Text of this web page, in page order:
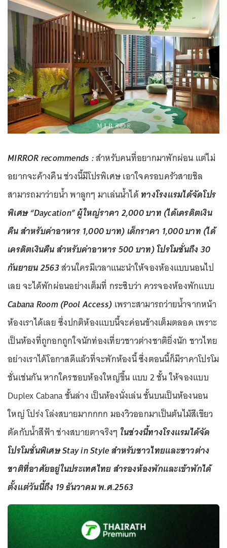
MIRROR recommends :สำหรับคนที่อยากมาพักผ่อน แต่ไม่
อยากจะค้างคืน ช่วงนี้มีโปรพิเศษ เอาใจครอบครัวสายชิล
สามารถมาว่ายน้ำ พาลูกๆ มาเล่นน้ำได้ทางโรงแรมได้จัดโปร
พิเศษ “Daycation” ผู้ใหญ่ราคา 2,000 บาท (ได้เครดิตเงิน
คืน สำหรับค่าอาหาร 1,000 บาท) เด็กราคา 1,000 บาท (ได้
เครดิตเงินคืน สำหรับค่าอาหาร 500 บาท) โปรโมชั่นถึง 30
กันยายน 2563ส่วนใครมีเวลาแนะนำให้จองห้องแบบนอนไป
เลย จะได้พักผ่อนอย่างเต็มที่ กระซิบว่า ควรจองห้องพักแบบ
Cabana Room (Pool Access) เพราะสามารถว่ายน้ำจากหน้า
ห้องเราได้เลย ซึ่งปกติห้องแบบนี้จะค่อนข้างเต็มตลอด เพราะ
เป็นห้องที่ถูกอกถูกใจนักท่องเที่ยวชาวต่างชาติยิ่งนัก ชาวไทย
อย่างเราได้โอกาสดีแล้วที่จะพักห้องนี้ ซึ่งตอนนี้ก็มีราคาโปรโม
ชั่นเช่นกัน หากใครชอบห้องใหญ่ขึ้น แบบ 2 ชั้น ให้จองแบบ
Duplex Cabana ชั้นล่าง เป็นห้องนั่งเล่น ชั้นบนเป็นห้องนอน
ใหญ่ โปร่ง โล่งสบายมากกกก มองวิวออกมาเป็นต้นไม้สีเขียว
ตัดกับน้ำสีฟ้า ช่างสบายตาจริงๆ ในช่วงนี้ทางโรงแรมได้จัด
โปรโมชั่นพิเศษ Stay in Style สำหรับชาวไทยและชาวต่าง
ชาติที่อาศัยอยู่ในประเทศไทย สำรองห้องพักและเข้าพักได้
ตั้งแต่วันนี้ถึง 19 ธันวาคม พ.ศ.2563